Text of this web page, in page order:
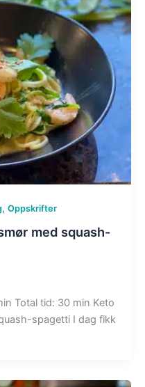
, Oppskrifter
med squash-
Total tid: 30 min Keto
spagetti I dag fikk